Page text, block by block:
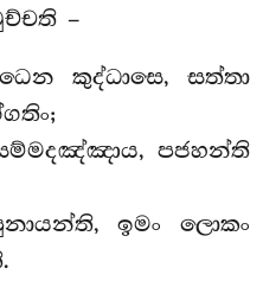
–
කුද්ධාසෙ, සත්තා
පජහන්ති
ඉමං ලොකං